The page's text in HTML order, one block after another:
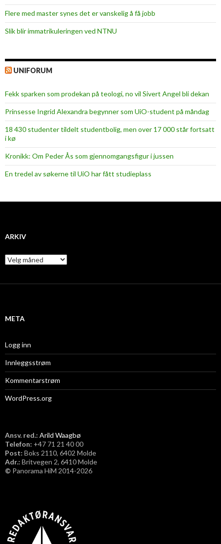
Flere med master synes det er vanskelig å få jobb
Slik blir immatrikuleringen ved NTNU
UNIFORUM
Fekk sparken som prodekan på teologi, no vil Sivert Angel bli dekan
Prinsesse Ingrid Alexandra begynner som UiO-student på måndag
18 430 studenter tildelt studentbolig, men over 17 000 står fortsatt
i kø
Kronikk: Om Peder Ås som gjennomgangsfigur i jussen
En tredel av søkerne til UiO har fått studieplass
ARKIV
A
r
i
META
Logg inn
Innleggsstrøm
Kommentarstrøm
WordPress.org
Ansv. red.: Arild Waagbø
Telefon: ​+47 71 21 40 00
Post: Boks 2110, 6402 Molde
Adr.: Britvegen 2, 6410 Molde
© Panorama HiM 2014-2026